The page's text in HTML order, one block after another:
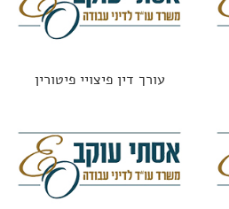
עורך דין פיצויי פיטורין